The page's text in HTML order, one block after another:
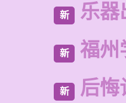
新 乐器
新 福州
新 后悔